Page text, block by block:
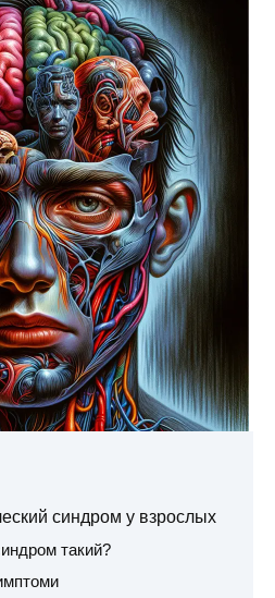
синдром у взрослых
такий?